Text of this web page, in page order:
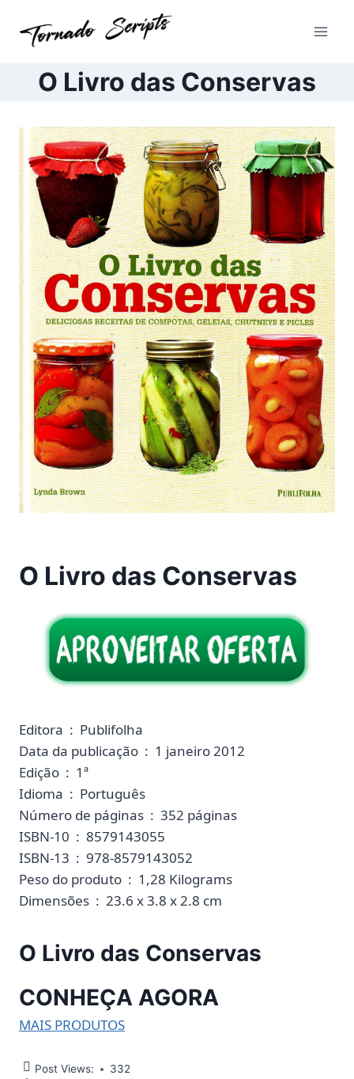
para
ConteúdoO Livro das Conservas
O Livro das Conservas
Editora ‏ : ‎ Publifolha
Data da publicação ‏ : ‎ 1 janeiro 2012
Edição ‏ : ‎ 1ª
Idioma ‏ : ‎ Português
Número de páginas ‏ : ‎ 352 páginas
ISBN-10 ‏ : ‎ 8579143055
ISBN-13 ‏ : ‎ 978-8579143052
Peso do produto ‏ : ‎ 1,28 Kilograms
Dimensões ‏ : ‎ 23.6 x 3.8 x 2.8 cm
O Livro das Conservas
CONHEÇA AGORA
MAIS PRODUTOS
Post Views: 332